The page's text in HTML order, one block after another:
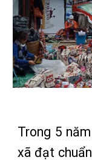
Trong 5
xã đạt